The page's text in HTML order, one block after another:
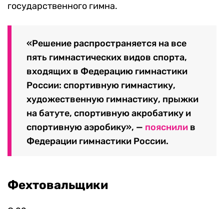
государственного гимна.
«Решение распространяется на все
пять гимнастических видов спорта,
входящих в Федерацию гимнастики
России: спортивную гимнастику,
художественную гимнастику, прыжки
на батуте, спортивную акробатику и
спортивную аэробику», — пояснили в
Федерации гимнастики России.
Фехтовальщики